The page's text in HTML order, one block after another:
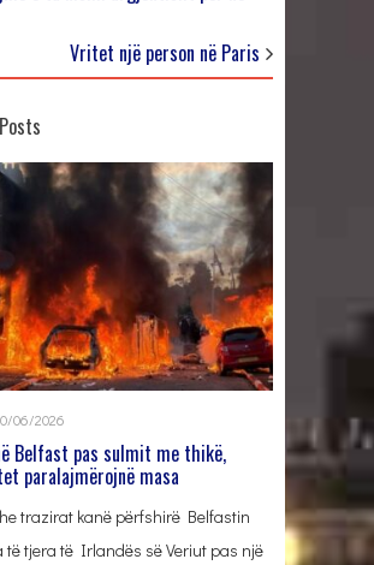
Vritet një person në Paris
06/2026
Belfast pas sulmit me thikë,
paralajmërojnë masa
trazirat kanë përfshirë Belfastin
të tjera të Irlandës së Veriut pas një